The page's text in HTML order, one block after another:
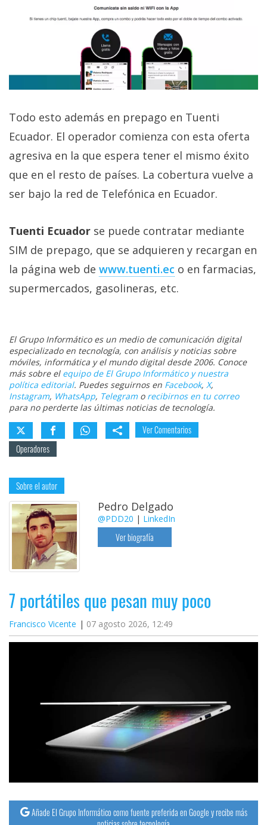
Todo esto además en prepago en Tuenti
Ecuador. El operador comienza con esta oferta
agresiva en la que espera tener el mismo éxito
que en el resto de países. La cobertura vuelve a
ser bajo la red de Telefónica en Ecuador.
Tuenti Ecuador se puede contratar mediante
SIM de prepago, que se adquieren y recargan en
la página web de www.tuenti.ec o en farmacias,
supermercados, gasolineras, etc.
El Grupo Informático es un medio de comunicación digital
especializado en tecnología, con análisis y noticias sobre
móviles, informática y el mundo digital desde 2006. Conoce
más sobre el equipo de El Grupo Informático y nuestra
política editorial. Puedes seguirnos en Facebook, X,
Instagram, WhatsApp, Telegramo recibirnos en tu correo
para no perderte las últimas noticias de tecnología.
Ver Comentarios
Operadores
Sobre el autor
Pedro Delgado
@PDD20 | LinkedIn
Ver biografía
7 portátiles que pesan muy poco
Francisco Vicente 07 agosto 2026, 12:49
Añade El Grupo Informático como fuente preferida en Google y recibe más